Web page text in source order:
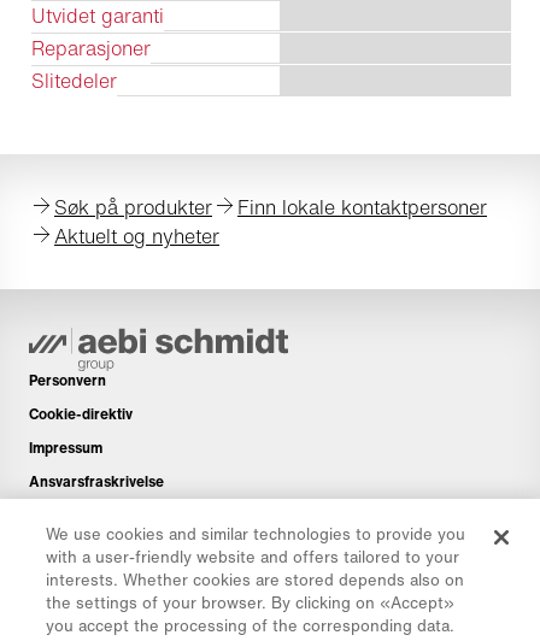
Utvidet garanti
Reparasjoner
Slitedeler
Søk på produkter
Finn lokale kontaktpersoner
Aktuelt og nyheter
Personvern
Cookie-direktiv
Impressum
Ansvarsfraskrivelse
Reservedeler
Nedlastningsområde
CO₂-kalkulator
We use cookies and similar technologies to provide you
with a user-friendly website and offers tailored to your
interests. Whether cookies are stored depends also on
the settings of your browser. By clicking on «Accept»
you accept the processing of the corresponding data.